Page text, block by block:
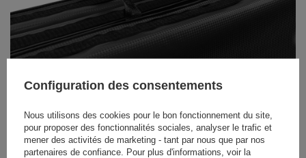
INFORMATIONS IMPORTANTES EN MATIÈRE DE SÉCURITÉ
Configuration des consentements
Nous utilisons des cookies pour le bon fonctionnement du site,
pour proposer des fonctionnalités sociales, analyser le trafic et
mener des activités de marketing - tant par nous que par nos
partenaires de confiance. Pour plus d'informations, voir la